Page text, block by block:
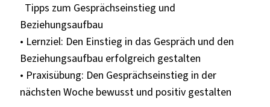
Tipps zum Gesprächseinstieg und
Beziehungsaufbau
• Lernziel: Den Einstieg in das Gespräch und den
Beziehungsaufbau erfolgreich gestalten
• Praxisübung: Den Gesprächseinstieg in der
nächsten Woche bewusst und positiv gestalten